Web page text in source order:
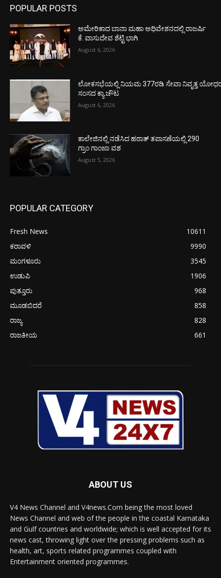
POPULAR POSTS
ಅಮೇರಿಕಾದ ಬಾನಾ ಮಹಾ ಅಧಿವೇಶನದಲ್ಲಿ ರಾಜರ್ಷಿ
ಕೆ. ವಾಸುದೇವ ಶೆಟ್ಟಿ ಭಾಗಿ
August 6, 2026
ಲೋಕಸಭೆಯಲ್ಲಿ ನಿಯಮ 377ರಡಿ ಸೇವಾ ನಿವೃತ್ತ
ಸಂಸದ ಕ್ಯಾ.ಚೌಟ
August 6, 2026
ಕಾಲೇಜಿನಲ್ಲಿ ನಡೆಸಿದ ಹಠಾತ್ ತಪಾಸಣೆಯಲ್ಲಿ 290
ಗ್ರಾಂ ಗಾಂಜಾ ವಶ
August 5, 2026
POPULAR CATEGORY
Fresh News
10611
ಕರಾವಳಿ
9990
ಮಂಗಳೂರು
3545
ಉಡುಪಿ
1906
ಪುತ್ತೂರು
968
ಮೂಡಬಿದರೆ
858
ರಾಜ್ಯ
828
ರಾಜಕೀಯ
661
ABOUT US
V4 News Channel and V4news.Com being the most loved
News Channel and web of the people in the coastal Karnataka
and Gulf countries and worldwide; which is well accepted for its
news cast, throwing light over the pressing problems such as
health, art, sports related programmes coupled with
Entertainment oriented programmes.